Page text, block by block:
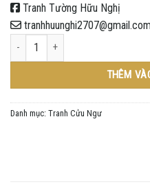
Tranh Tường Hữu Nghị
tranhhuunghi2707@gmail.com
Tranh Cửu Ngư 014/ In Trên Chất
THÊM
Danh mục: Tranh Cửu Ngư